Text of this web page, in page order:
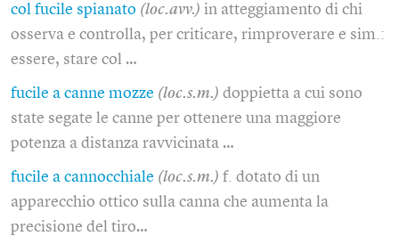
col fucile spianato (loc.avv.) in atteggiamento di chi
osserva e controlla, per criticare, rimproverare e sim.:
essere, stare col …
fucile a canne mozze (loc.s.m.) doppietta a cui sono
state segate le canne per ottenere una maggiore
potenza a distanza ravvicinata …
fucile a cannocchiale (loc.s.m.) f. dotato di un
apparecchio ottico sulla canna che aumenta la
precisione del tiro…